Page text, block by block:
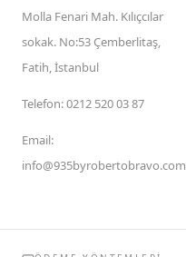
Molla Fenari Mah. Kılıçcılar
sokak. No:53 Çemberlitaş,
Fatih, İstanbul
Telefon:0212 520 03 87
Email:
info@935byrobertobravo.com